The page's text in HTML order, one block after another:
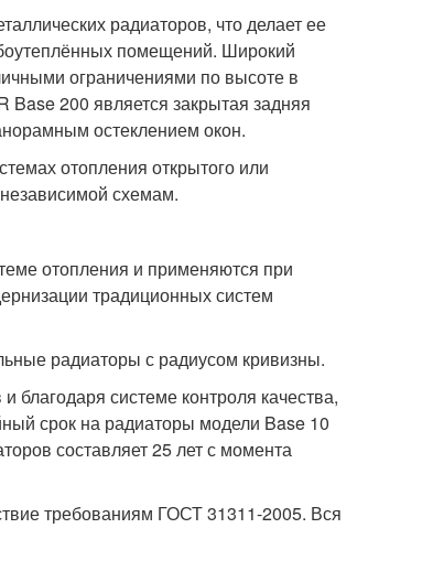
радиаторов, что делает ее
помещений. Широкий
ограничениями по высоте в
200 является закрытая задняя
остеклением окон.
отопления открытого или
схемам.
отопления и применяются при
традиционных систем
радиаторы с радиусом кривизны.
благодаря системе контроля качества,
срок на радиаторы модели Base 10
составляет 25 лет с момента
требованиям ГОСТ 31311-2005. Вся